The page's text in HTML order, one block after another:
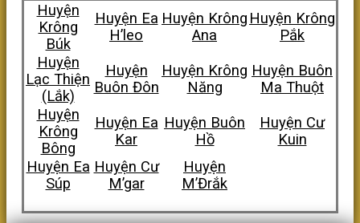
Huyện
Krông
Búk
Huyện Ea
H’leo
Huyện Krông
Ana
Huyện Krông
Pắk
Huyện
Lạc Thiện
(Lắk)
Huyện
Buôn Đôn
Huyện Krông
Năng
Huyện Buôn
Ma Thuột
Huyện
Krông
Bông
Huyện Ea
Kar
Huyện Buôn
Hồ
Huyện Cư
Kuin
Huyện Ea
Súp
Huyện Cư
M’gar
Huyện
M’Đrắk